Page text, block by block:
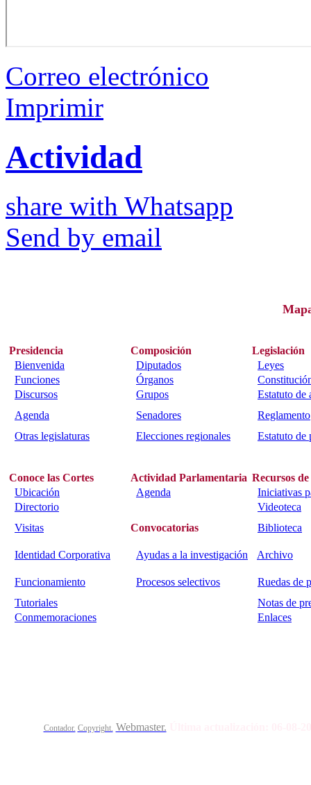
Correo electrónico
Imprimir
Actividad
share with Whatsapp
Send by email
Presidencia Composición
Legislación
Bienvenida
Diputados
Leyes
Funciones
Órganos
Discursos
Grupos
Estatuto de
Agenda
Senadores
Reglamento
Otras legislaturas
Elecciones regionales Estatuto de
Conoce las Cortes Actividad Parlamentaria Recursos
Ubicación
Agenda
Iniciativas
Directorio
Videoteca
Visitas
Convocatorias Biblioteca
Identidad Corporativa Ayudas a la investigación Archivo
Funcionamiento Procesos selectivos
Ruedas de
Tutoriales
Notas de
Conmemoraciones
Enlaces
Contador. Copyright. Webmaster.